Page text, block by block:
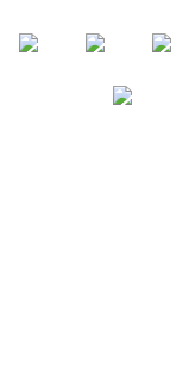
wir gemeinsam